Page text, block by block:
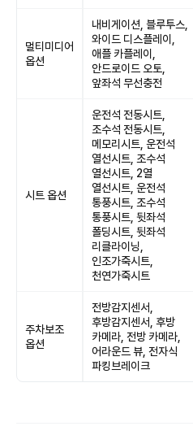
멀티미디어
옵션
내비게이션, 블루투스,
와이드 디스플레이,
애플 카플레이,
안드로이드 오토,
앞좌석 무선충전
시트 옵션
운전석 전동시트,
조수석 전동시트,
메모리시트, 운전석
열선시트, 조수석
열선시트, 2열
열선시트, 운전석
통풍시트, 조수석
통풍시트, 뒷좌석
폴딩시트, 뒷좌석
리클라이닝,
인조가죽시트,
천연가죽시트
주차보조
옵션
전방감지센서,
후방감지센서, 후방
카메라, 전방 카메라,
어라운드 뷰, 전자식
파킹브레이크